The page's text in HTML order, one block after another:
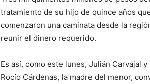
tratamiento de su hijo de quince años
comenzaron una caminata desde la
reunir el dinero requerido.
Es así, como este lunes, Julián Carvajal
Rocío Cárdenas, la madre del menor,